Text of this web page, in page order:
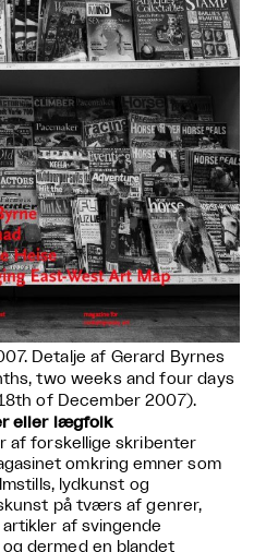
Detalje af Gerard Byrnes
two weeks and four days
of December 2007).
eller lægfolk
af forskellige skribenter
omkring emner som
lydkunst og
på tværs af genrer,
af svingende
dermed en blandet